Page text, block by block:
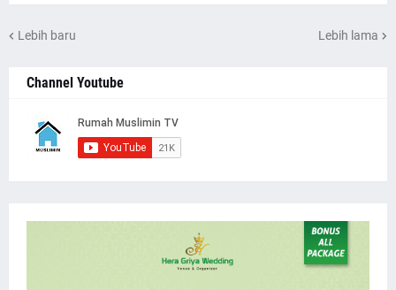
Lebih baru Lebih lama
Channel Youtube